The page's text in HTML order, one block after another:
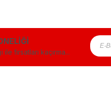
fırsatları kaçırma...